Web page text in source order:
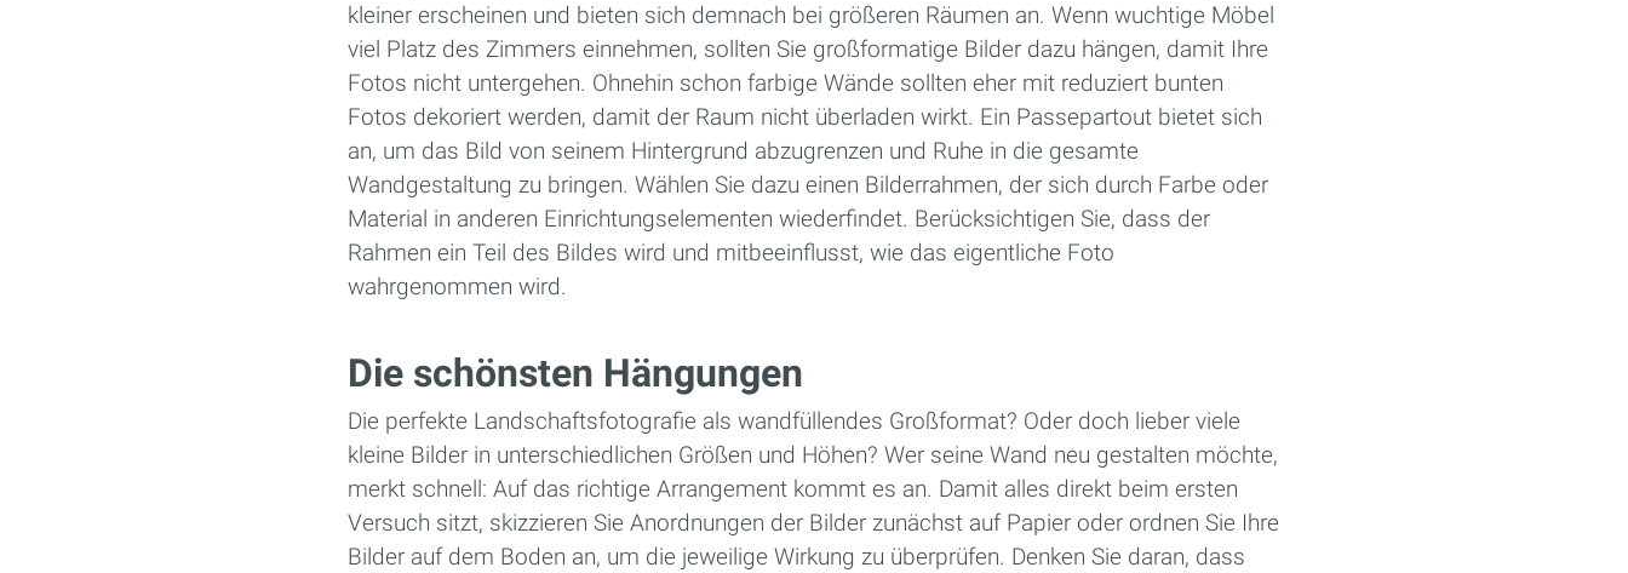
kleiner erscheinen und bieten sich demnach bei größeren Räumen an. Wenn wuchtige Möbel
viel Platz des Zimmers einnehmen, sollten Sie großformatige Bilder dazu hängen, damit Ihre
Fotos nicht untergehen. Ohnehin schon farbige Wände sollten eher mit reduziert bunten
Fotos dekoriert werden, damit der Raum nicht überladen wirkt. Ein Passepartout bietet sich
an, um das Bild von seinem Hintergrund abzugrenzen und Ruhe in die gesamte
Wandgestaltung zu bringen. Wählen Sie dazu einen Bilderrahmen, der sich durch Farbe oder
Material in anderen Einrichtungselementen wiederfindet. Berücksichtigen Sie, dass der
Rahmen ein Teil des Bildes wird und mitbeeinflusst, wie das eigentliche Foto
wahrgenommen wird.
Die schönsten Hängungen
Die perfekte Landschaftsfotografie als wandfüllendes Großformat? Oder doch lieber viele
kleine Bilder in unterschiedlichen Größen und Höhen? Wer seine Wand neu gestalten möchte,
merkt schnell: Auf das richtige Arrangement kommt es an. Damit alles direkt beim ersten
Versuch sitzt, skizzieren Sie Anordnungen der Bilder zunächst auf Papier oder ordnen Sie Ihre
Bilder auf dem Boden an, um die jeweilige Wirkung zu überprüfen. Denken Sie daran, dass